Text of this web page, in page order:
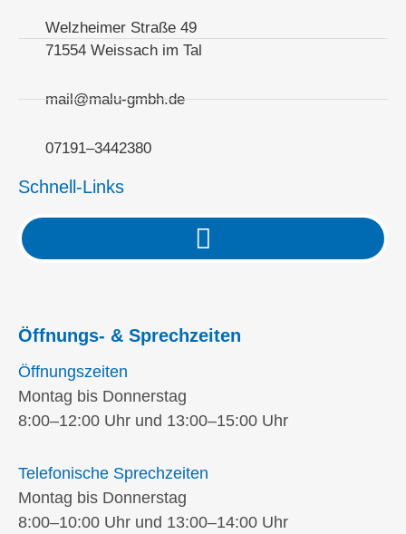
Welzheimer Straße 49
71554 Weissach im Tal
mail@malu-gmbh.de
07191–3442380
Schnell-Links
Öffnungs- & Sprechzeiten
Öffnungszeiten
Montag bis Donnerstag
8:00–12:00 Uhr und 13:00–15:00 Uhr
Telefonische Sprechzeiten
Montag bis Donnerstag
8:00–10:00 Uhr und 13:00–14:00 Uhr